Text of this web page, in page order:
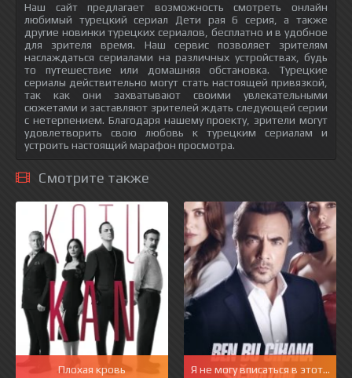
Наш сайт предлагает возможность смотреть онлайн
любимый турецкий сериал Дети рая 6 серия, а также
другие новинки турецких сериалов, бесплатно и в удобное
для зрителя время. Наш сервис позволяет зрителям
наслаждаться сериалами на различных устройствах, будь
то путешествие или домашняя обстановка. Турецкие
сериалы действительно могут стать настоящей привязкой,
так как они захватывают своими увлекательными
сюжетами и заставляют зрителей ждать следующей серии
с нетерпением. Благодаря нашему проекту, зрители могут
удовлетворить свою любовь к турецким сериалам и
устроить настоящий марафон просмотра.
Смотрите также
Плохая кровь Я не могу вписаться в этот мир